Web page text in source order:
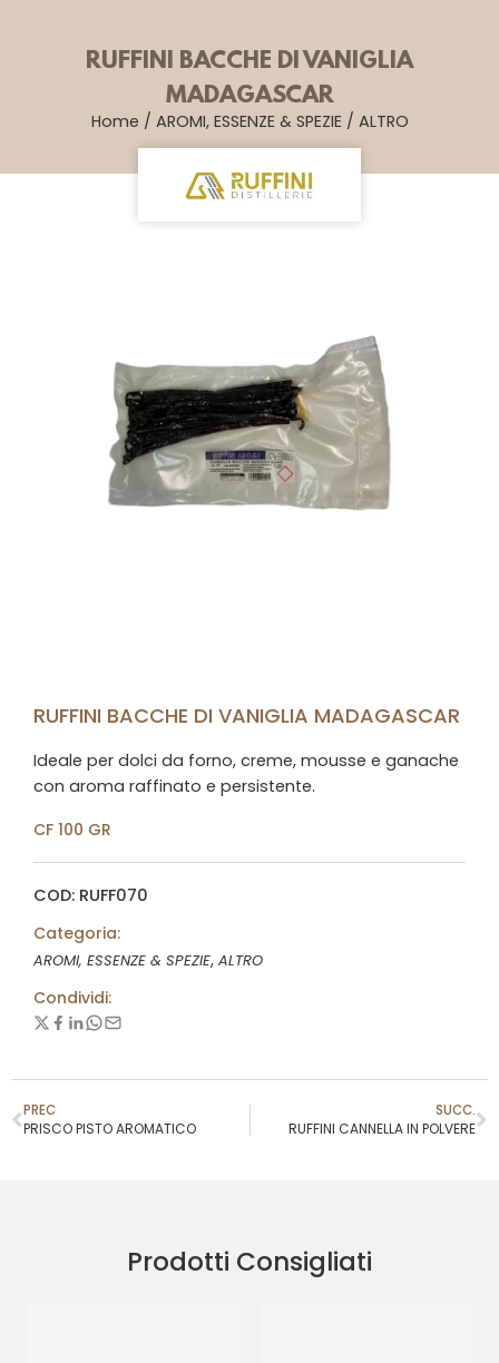
RUFFINI BACCHE DI VANIGLIA
MADAGASCAR
Home / AROMI, ESSENZE & SPEZIE/ ALTRO
RUFFINI BACCHE DI VANIGLIA MADAGASCAR
Ideale per dolci da forno, creme, mousse e ganache
con aroma raffinato e persistente.
CF 100 GR
COD: RUFF070
Categoria:
AROMI, ESSENZE & SPEZIE, ALTRO
Condividi:
PREC
PRISCO PISTO AROMATICO
SUCC.
RUFFINI CANNELLA IN POLVERE
Prodotti Consigliati